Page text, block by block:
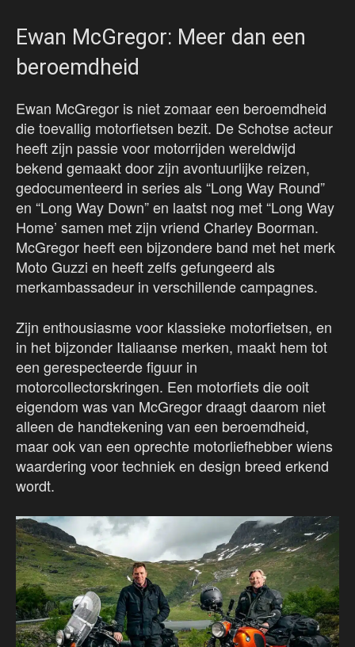
Ewan McGregor: Meer dan een
beroemdheid
Ewan McGregor is niet zomaar een beroemdheid
die toevallig motorfietsen bezit. De Schotse acteur
heeft zijn passie voor motorrijden wereldwijd
bekend gemaakt door zijn avontuurlijke reizen,
gedocumenteerd in series als “Long Way Round”
en “Long Way Down” en laatst nog met “Long Way
Home’ samen met zijn vriend Charley Boorman.
McGregor heeft een bijzondere band met het merk
Moto Guzzi en heeft zelfs gefungeerd als
merkambassadeur in verschillende campagnes.
Zijn enthousiasme voor klassieke motorfietsen, en
in het bijzonder Italiaanse merken, maakt hem tot
een gerespecteerde figuur in
motorcollectorskringen. Een motorfiets die ooit
eigendom was van McGregor draagt daarom niet
alleen de handtekening van een beroemdheid,
maar ook van een oprechte motorliefhebber wiens
waardering voor techniek en design breed erkend
wordt.